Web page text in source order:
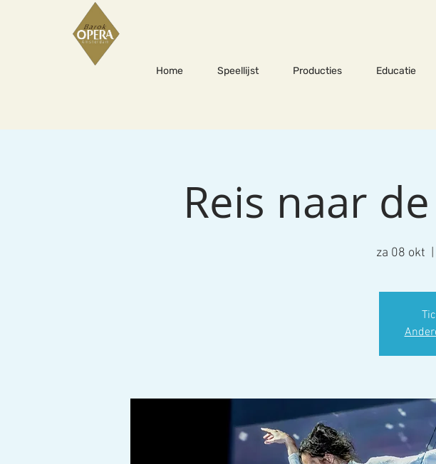
Home Speellijst Producties Educatie
Reis naar
za 08 okt